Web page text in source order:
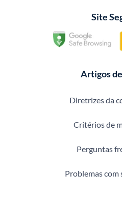
Site
Artigos
Diretrizes da
Critérios de
Perguntas
Problemas com